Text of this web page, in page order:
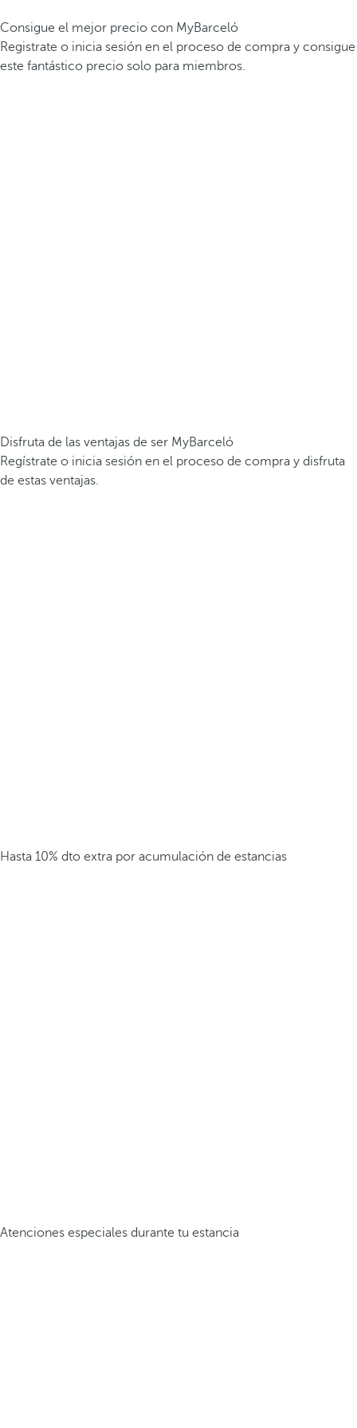
Consigue el mejor precio con MyBarceló
Registrate o inicia sesión en el proceso de compra y consigue
este fantástico precio solo para miembros.
Disfruta de las ventajas de ser MyBarceló
Regístrate o inicia sesión en el proceso de compra y disfruta
de estas ventajas.
Hasta 10% dto extra por acumulación de estancias
Atenciones especiales durante tu estancia